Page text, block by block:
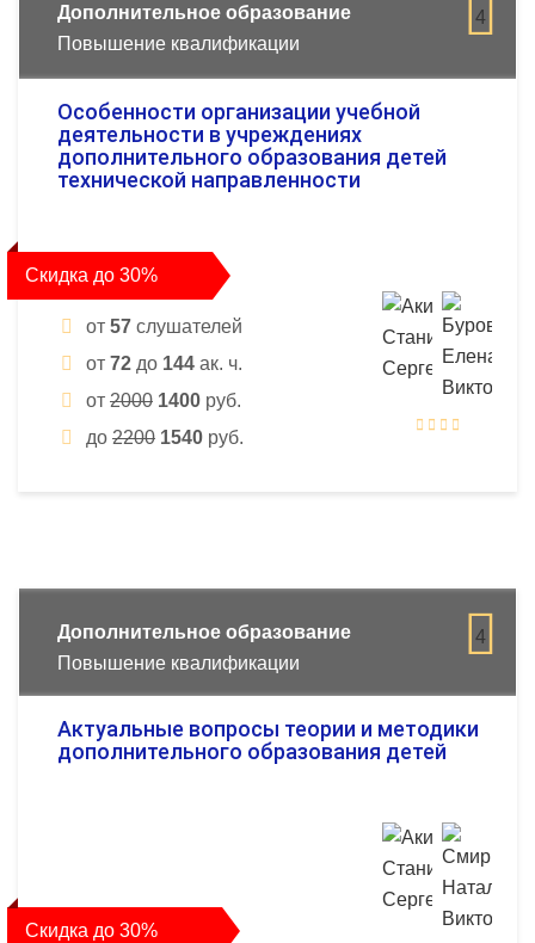
4
Дополнительное образование
Повышение квалификации
Особенности организации учебной
деятельности в учреждениях
дополнительного образования детей
технической направленности
Скидка до 30%
от 57 слушателей
от 72 до 144 ак. ч.
от 2000 1400 руб.
до 2200 1540 руб.
4
Дополнительное образование
Повышение квалификации
Актуальные вопросы теории и методики
дополнительного образования детей
Скидка до 30%